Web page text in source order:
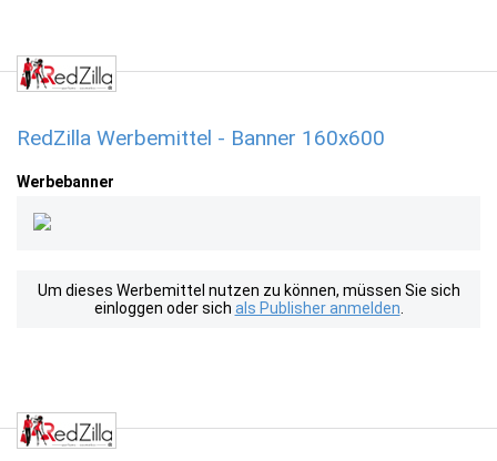
RedZilla Werbemittel - Banner 160x600
Werbebanner
Um dieses Werbemittel nutzen zu können, müssen Sie sich
einloggen oder sich als Publisher anmelden